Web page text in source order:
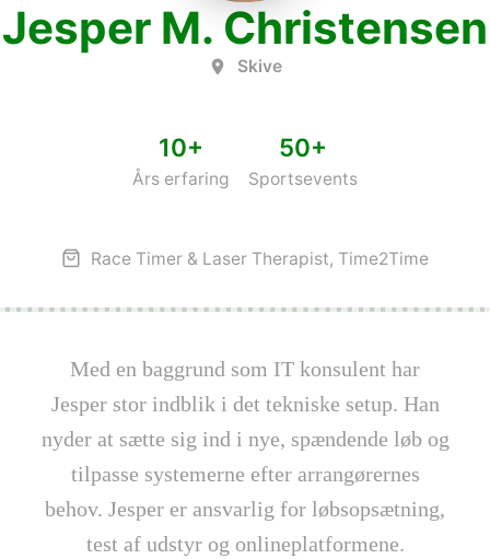
Jesper M. Christensen
Skive
10+
Års erfaring
50+
Sportsevents
Race Timer & Laser Therapist, Time2Time
Med en baggrund som IT konsulent har
Jesper stor indblik i det tekniske setup. Han
nyder at sætte sig ind i nye, spændende løb og
tilpasse systemerne efter arrangørernes
behov. Jesper er ansvarlig for løbsopsætning,
test af udstyr og onlineplatformene.